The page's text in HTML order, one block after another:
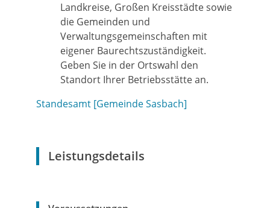
Landkreise, Großen Kreisstädte sowie
die Gemeinden und
Verwaltungsgemeinschaften mit
eigener Baurechtszuständigkeit.
Geben Sie in der Ortswahl den
Standort Ihrer Betriebsstätte an.
Standesamt [Gemeinde Sasbach]
Leistungsdetails